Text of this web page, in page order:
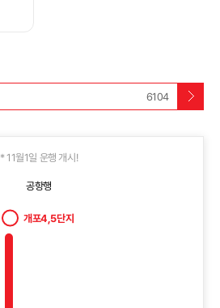
6104
* 11월1일 운행 개시!
공항행
개포4,5단지